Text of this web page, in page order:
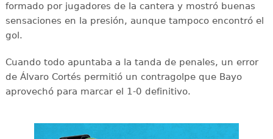
formado por jugadores de la cantera y mostró buenas
sensaciones en la presión, aunque tampoco encontró el
gol.
Cuando todo apuntaba a la tanda de penales, un error
de Álvaro Cortés permitió un contragolpe que Bayo
aprovechó para marcar el 1-0 definitivo.